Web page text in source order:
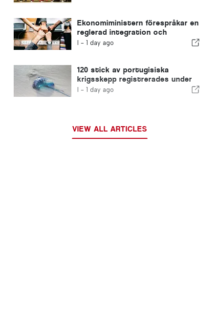
Ekonomiministern förespråkar en
reglerad integration och
garanterar en snabbare väg för
I - 1 day ago
120 stick av portugisiska
krigsskepp registrerades under
en enda dag
I - 1 day ago
VIEW ALL ARTICLES